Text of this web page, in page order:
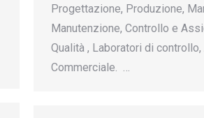
Progettazione, Produzione,
Manutenzione, Controllo e
Qualità , Laboratori di
Commerciale. …